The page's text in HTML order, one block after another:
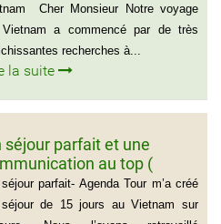
Cher Monsieur Notre voyage
a commencé par de très
recherches à...
la suite
séjour parfait et une
au top (
de la famille de Mr
CESCON)
parfait- Agenda Tour m’a créé
de 15 jours au Vietnam sur